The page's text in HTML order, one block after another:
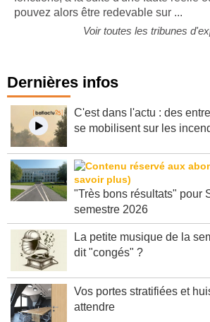
fonctions, à la suite d'une faute réelle
Dernières infos
C'est dans l'actu : des
"Très bons résultats" pour
La petite musique de la
Vos portes stratifiées et